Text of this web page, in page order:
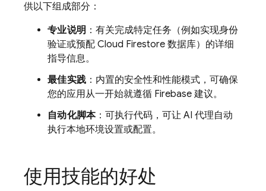
供以下组成部分：
专业说明 ：有关完成特定任务（例如实现身份
验证或预配 Cloud Firestore 数据库）的详细
指导信息。
最佳实践 ：内置的安全性和性能模式，可确保
您的应用从一开始就遵循 Firebase 建议。
自动化脚本：可执行代码，可让 AI 代理自动
执行本地环境设置或配置。
使用技能的好处